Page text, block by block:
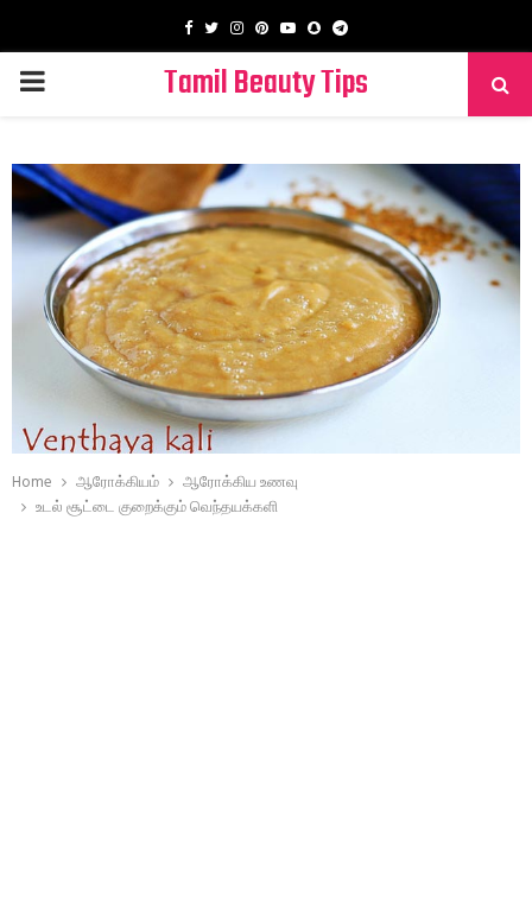
Facebook
TwitterInstagram
PinterestYoutube
SnapchatTelegram
PRIMARY
Tamil Beauty Tips
Home ஆரோக்கியம்
ஆரோக்கிய உணவு
உடல் சூட்டை குறைக்கும் வெந்தயக்களி